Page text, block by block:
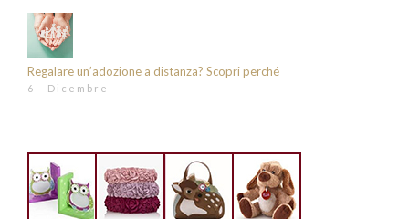
Regalare un’adozione a distanza? Scopri perché
6 - Dicembre